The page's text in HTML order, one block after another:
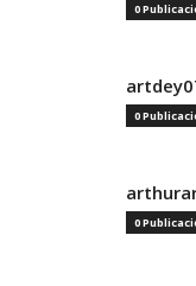
0
0
0